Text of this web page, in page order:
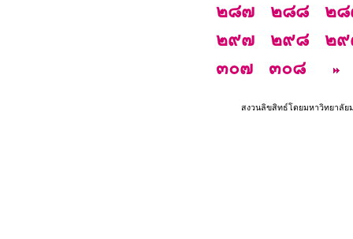
๒๘๗
๒๘๘
๒
๒๙๗
๒๙๘
๒
๓๐๗
๓๐๘
สงวนลิขสิทธ์โดยมหาวิทยาลั